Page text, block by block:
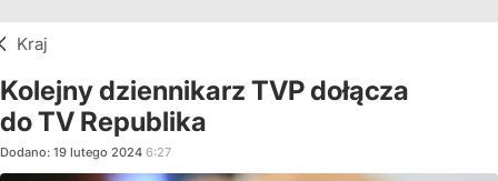
Kraj
Kolejny dziennikarz TVP dołącza
do TV Republika
Dodano: 19 lutego 2024 6:27